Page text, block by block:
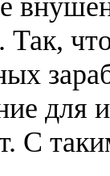
Так,
для
С